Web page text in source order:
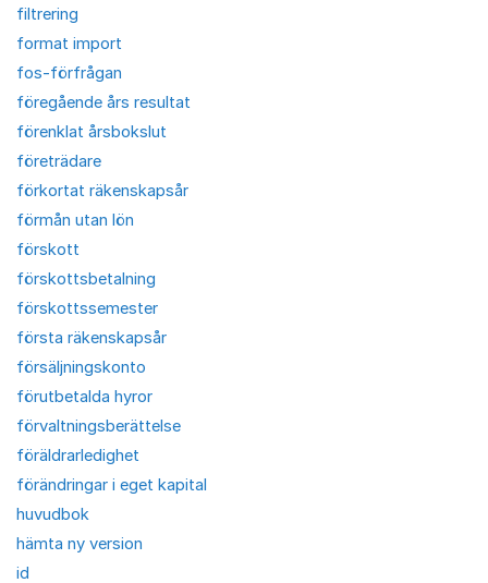
filtrering
format import
fos-förfrågan
föregående års resultat
förenklat årsbokslut
företrädare
förkortat räkenskapsår
förmån utan lön
förskott
förskottsbetalning
förskottssemester
första räkenskapsår
försäljningskonto
förutbetalda hyror
förvaltningsberättelse
föräldrarledighet
förändringar i eget kapital
huvudbok
hämta ny version
id